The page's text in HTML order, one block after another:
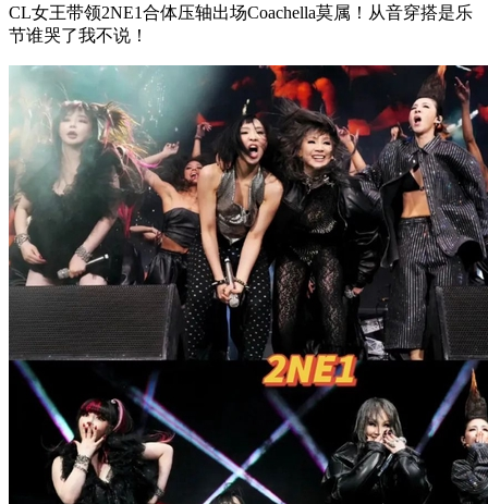
CL女王带领2NE1合体压轴出场Coachella莫属！从音穿搭是乐
节谁哭了我不说！